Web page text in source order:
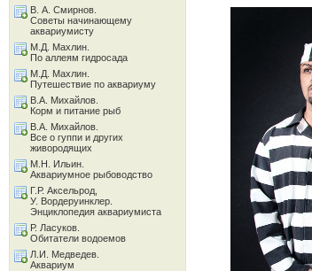
В. А. Смирнов.
Советы начинающему
аквариумисту
М.Д. Махлин.
По аллеям гидросада
М.Д. Махлин.
Путешествие по аквариуму
В.А. Михайлов.
Корм и питание рыб
В.А. Михайлов.
Все о гуппи и других
живородящих
М.Н. Ильин.
Аквариумное рыбоводство
Г.Р. Аксельрод,
У. Вордеруинклер.
Энциклопедия аквариумиста
Р. Ласуков.
Обитатели водоемов
Л.И. Медведев.
Аквариум